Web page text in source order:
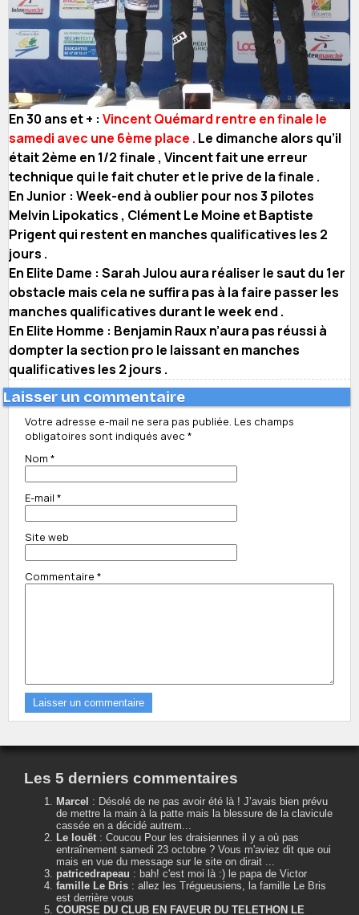
En 30 ans et + : Vincent Quémard rentre en finale le
samedi avec une 6ème place . Le dimanche alors qu’il
était 2ème en 1/2 finale , Vincent fait une erreur
technique qui le fait chuter et le prive de la finale .
En Junior : Week-end à oublier pour nos 3 pilotes
Melvin Lipokatics , Clément Le Moine et Baptiste
Prigent qui restent en manches qualificatives les 2
jours .
En Elite Dame : Sarah Julou aura réaliser le saut du 1er
obstacle mais cela ne suffira pas à la faire passer les
manches qualificatives durant le week end .
En Elite Homme : Benjamin Raux n’aura pas réussi à
dompter la section pro le laissant en manches
qualificatives les 2 jours .
Laisser un commentaire
Votre adresse e-mail ne sera pas publiée. Les champs
obligatoires sont indiqués avec *
Nom *
E-mail *
Site web
Commentaire *
Les 5 derniers commentaires
Marcel : Désolé de ne pas avoir été là ! J’avais bien prévu
de mettre la main à la patte mais la blessure de la clavicule
cassée en a décidé autrem...
Le louët : Coucou Pour les draisiennes il y a où pas
entraînement samedi 23 octobre ? Vous m'aviez dit que oui
mais en vue du message sur le site on dirait ...
patricedrapeau : bah! c'est moi là :) le papa de Victor
famille Le Bris : allez les Trégueusiens, la famille Le Bris
est derrière vous
COURSE DU CLUB EN FAVEUR DU TELETHON LE